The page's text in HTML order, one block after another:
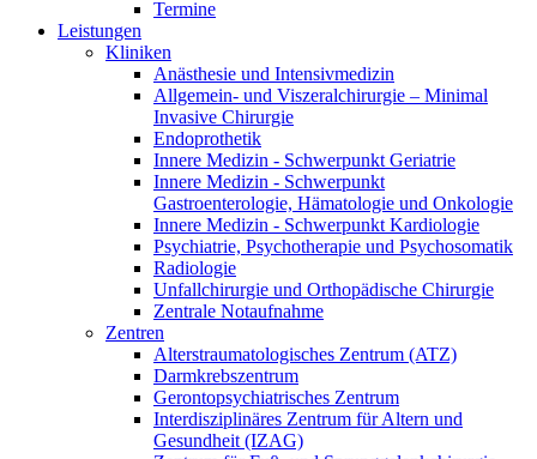
Termine
Leistungen
Kliniken
Anästhesie und Intensivmedizin
Allgemein- und Viszeralchirurgie – Minimal
Invasive Chirurgie
Endoprothetik
Innere Medizin - Schwerpunkt Geriatrie
Innere Medizin - Schwerpunkt
Gastroenterologie, Hämatologie und Onkologie
Innere Medizin - Schwerpunkt Kardiologie
Psychiatrie, Psychotherapie und Psychosomatik
Radiologie
Unfallchirurgie und Orthopädische Chirurgie
Zentrale Notaufnahme
Zentren
Alterstraumatologisches Zentrum (ATZ)
Darmkrebszentrum
Gerontopsychiatrisches Zentrum
Interdisziplinäres Zentrum für Altern und
Gesundheit (IZAG)